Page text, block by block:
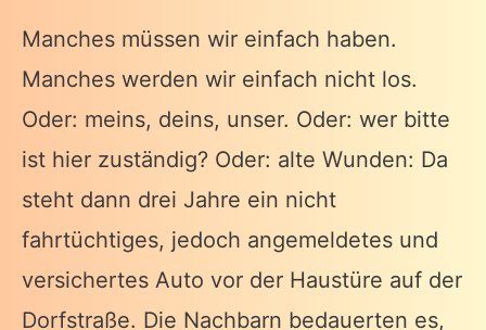
Manches müssen wir einfach haben.
Manches werden wir einfach nicht los.
Oder: meins, deins, unser. Oder: wer bitte
ist hier zuständig? Oder: alte Wunden: Da
steht dann drei Jahre ein nicht
fahrtüchtiges, jedoch angemeldetes und
versichertes Auto vor der Haustüre auf der
Dorfstraße. Die Nachbarn bedauerten es,